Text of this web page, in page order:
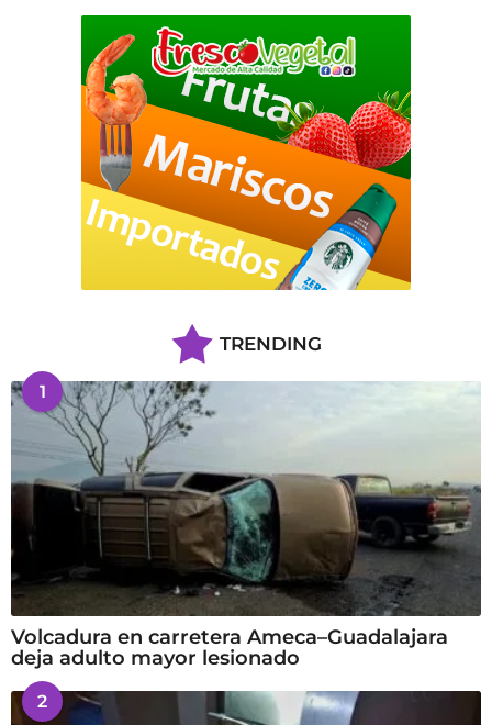
TRENDING
1
Volcadura en carretera Ameca–Guadalajara
deja adulto mayor lesionado
2